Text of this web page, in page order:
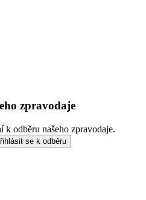
zpravodaje
odběru našeho zpravodaje.
se k odběru